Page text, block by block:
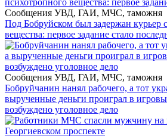
Сообщения УВД, ГАИ, МЧС, таможня
Под Бобруйском был задержан курьер
вещества: первое задание стало
Сообщения УВД, ГАИ, МЧС, таможня
Бобруйчанин нанял рабочего, а тот
вырученные деньги проиграл в
возбуждено уголовное дело